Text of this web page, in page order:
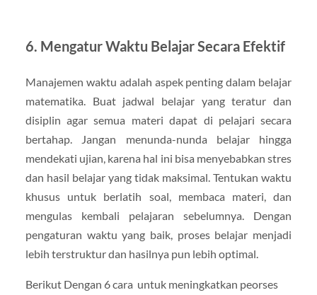
6. Mengatur Waktu Belajar Secara Efektif
Manajemen waktu adalah aspek penting dalam belajar
matematika. Buat jadwal belajar yang teratur dan
disiplin agar semua materi dapat di pelajari secara
bertahap. Jangan menunda-nunda belajar hingga
mendekati ujian, karena hal ini bisa menyebabkan stres
dan hasil belajar yang tidak maksimal. Tentukan waktu
khusus untuk berlatih soal, membaca materi, dan
mengulas kembali pelajaran sebelumnya. Dengan
pengaturan waktu yang baik, proses belajar menjadi
lebih terstruktur dan hasilnya pun lebih optimal.
Berikut Dengan 6 cara untuk meningkatkan peorses